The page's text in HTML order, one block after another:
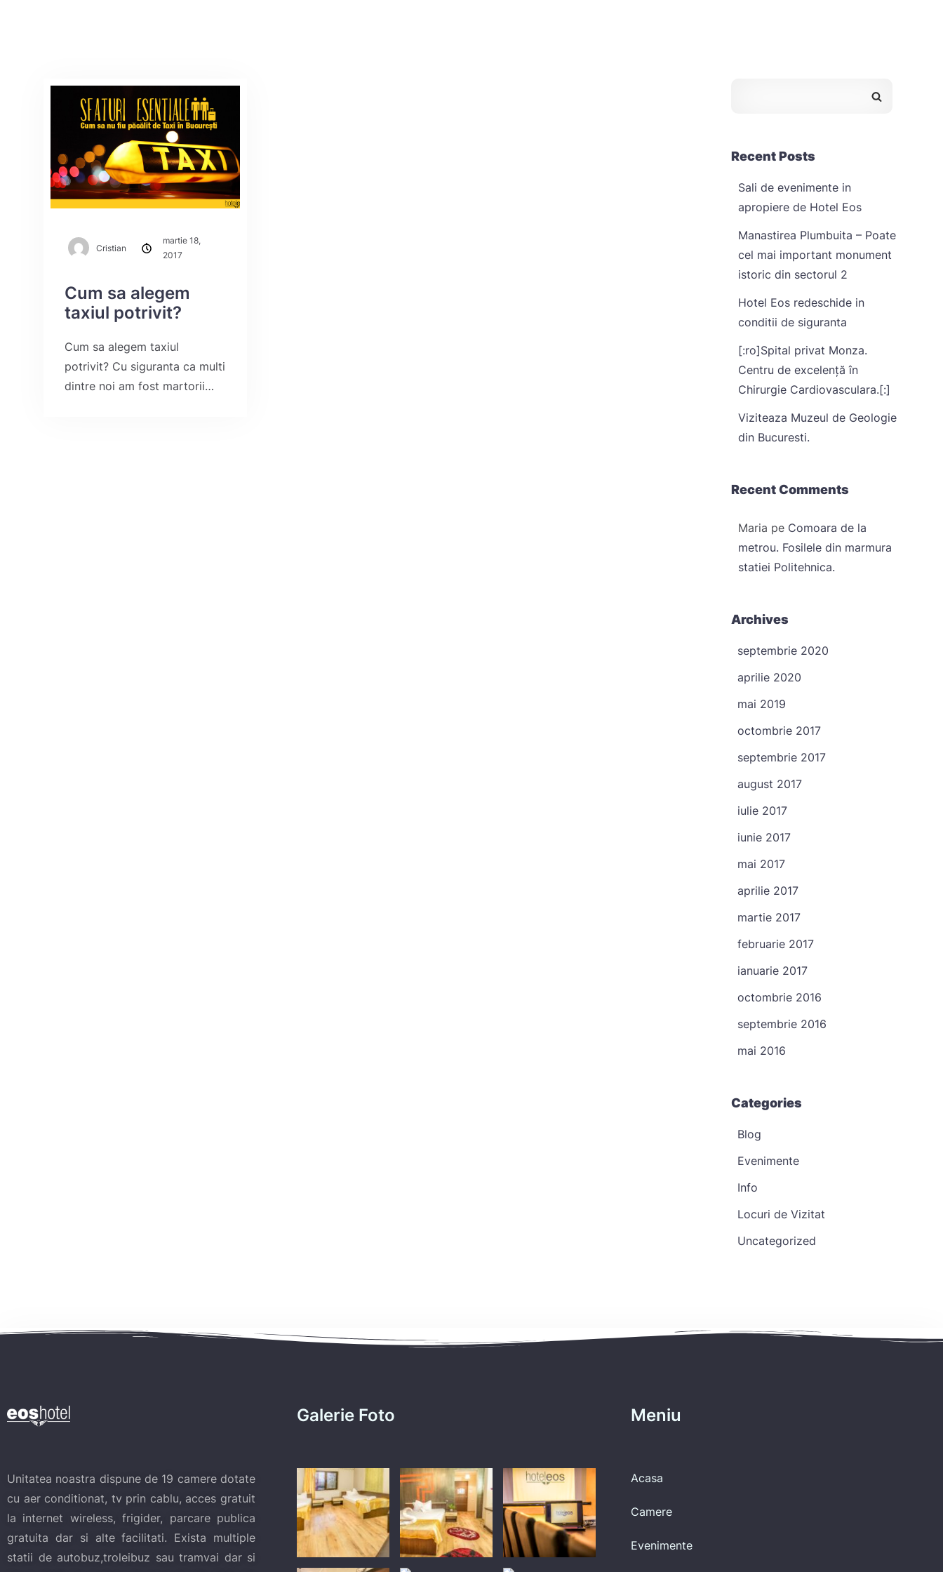
Cristian
martie 18,
2017
Cum sa alegem
taxiul potrivit?
Cum sa alegem taxiul
potrivit? Cu siguranta ca multi
dintre noi am fost martorii…
Recent Posts
Sali de evenimente in
apropiere de Hotel Eos
Manastirea Plumbuita – Poate
cel mai important monument
istoric din sectorul 2
Hotel Eos redeschide in
conditii de siguranta
[:ro]Spital privat Monza.
Centru de excelență în
Chirurgie Cardiovasculara.[:]
Viziteaza Muzeul de Geologie
din Bucuresti.
Recent Comments
Maria pe Comoara de la
metrou. Fosilele din marmura
statiei Politehnica.
Archives
septembrie 2020
aprilie 2020
mai 2019
octombrie 2017
septembrie 2017
august 2017
iulie 2017
iunie 2017
mai 2017
aprilie 2017
martie 2017
februarie 2017
ianuarie 2017
octombrie 2016
septembrie 2016
mai 2016
Categories
Blog
Evenimente
Info
Locuri de Vizitat
Uncategorized
Unitatea noastra dispune de 19 camere dotate
cu aer conditionat, tv prin cablu, acces gratuit
la internet wireless, frigider, parcare publica
gratuita dar si alte facilitati. Exista multiple
statii de autobuz,troleibuz sau tramvai dar si
Galerie Foto Meniu
Acasa
Camere
Evenimente